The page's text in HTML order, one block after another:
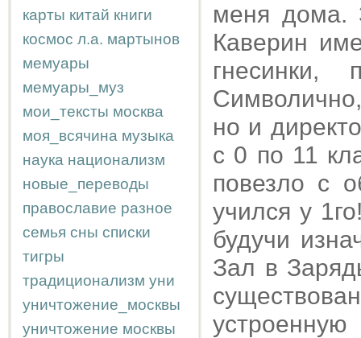
карты китай книги
космос л.а. мартынов
мемуары
мемуары_муз
мои_тексты москва
моя_всячина музыка
наука национализм
новые_переводы
православие разное
семья сны списки
тигры
традиционализм уни
уничтожение_москвы
уничтожение москвы
меня дома.
Каверин
гнесинки,
но и
с 0 по 11
повезло с
учился у
будучи
Зал в